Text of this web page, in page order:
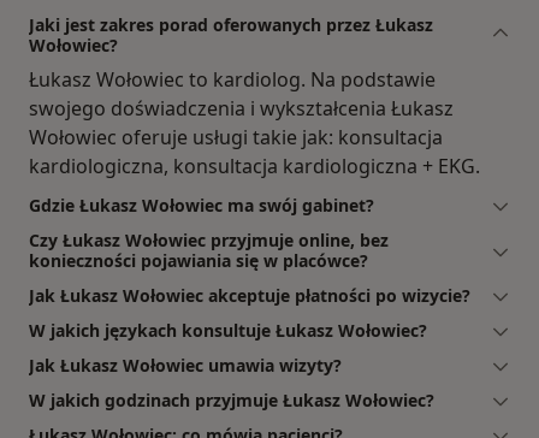
Jaki jest zakres porad oferowanych przez Łukasz
Wołowiec?
Łukasz Wołowiec to kardiolog. Na podstawie
swojego doświadczenia i wykształcenia Łukasz
Wołowiec oferuje usługi takie jak: konsultacja
kardiologiczna, konsultacja kardiologiczna + EKG.
Gdzie Łukasz Wołowiec ma swój gabinet?
Czy Łukasz Wołowiec przyjmuje online, bez
konieczności pojawiania się w placówce?
Jak Łukasz Wołowiec akceptuje płatności po wizycie?
W jakich językach konsultuje Łukasz Wołowiec?
Jak Łukasz Wołowiec umawia wizyty?
W jakich godzinach przyjmuje Łukasz Wołowiec?